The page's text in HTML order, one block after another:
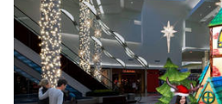
Контакты